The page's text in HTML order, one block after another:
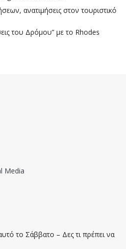
ανατιμήσεις στον τουριστικό
του Δρόμου” με το Rhodes
Media
το Σάββατο – Δες τι πρέπει να